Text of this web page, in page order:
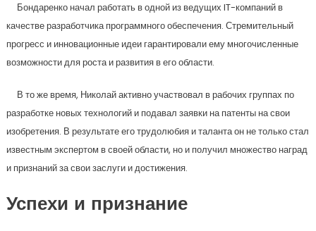
Бондаренко начал работать в одной из ведущих IT-компаний в
качестве разработчика программного обеспечения. Стремительный
прогресс и инновационные идеи гарантировали ему многочисленные
возможности для роста и развития в его области.
В то же время, Николай активно участвовал в рабочих группах по
разработке новых технологий и подавал заявки на патенты на свои
изобретения. В результате его трудолюбия и таланта он не только стал
известным экспертом в своей области, но и получил множество наград
и признаний за свои заслуги и достижения.
Успехи и признание